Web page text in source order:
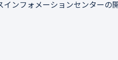
インフォメーションセンターの